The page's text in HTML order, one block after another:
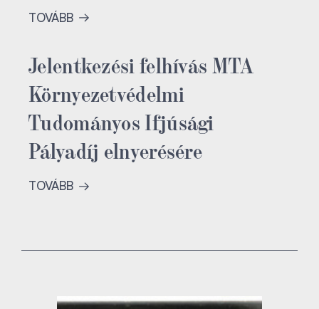
TOVÁBB
Jelentkezési felhívás MTA
Környezetvédelmi
Tudományos Ifjúsági
Pályadíj elnyerésére
TOVÁBB